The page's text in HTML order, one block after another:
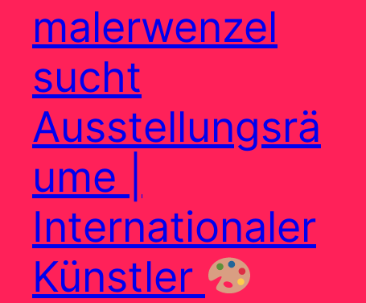
malerwenzel
sucht
Ausstellungsrä
ume |
Internationaler
Künstler